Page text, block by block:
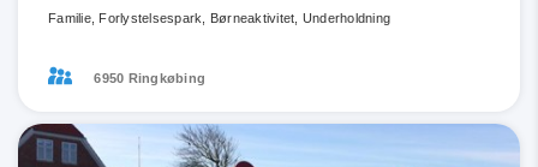
Familie, Forlystelsespark, Børneaktivitet, Underholdning
6950 Ringkøbing